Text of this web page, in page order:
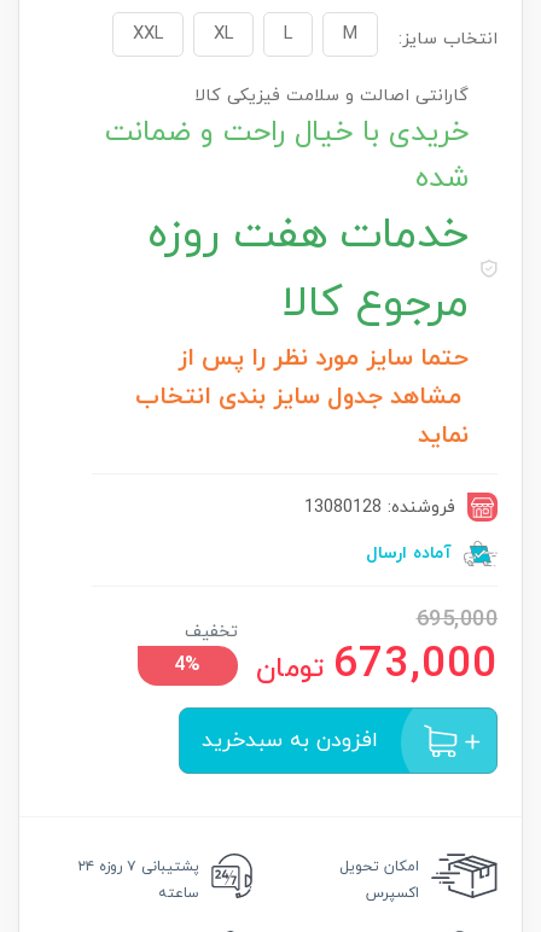
انتخاب سایز: M
L
XL
XXL
گارانتی اصالت و سلامت فیزیکی کالا
خریدی با خیال راحت و ضمانت
شده
خدمات هفت روزه
مرجوع کالا
حتما سایز مورد نظر را پس از
مشاهد جدول سایز بندی انتخاب
نماید
فروشنده: 13080128
آماده ارسال
695,000
673,000 تومان
تخفیف
4%
افزودن به سبدخرید
امکان تحویل
اکسپرس
پشتیبانی
۷ روزه ۲۴
ساعته